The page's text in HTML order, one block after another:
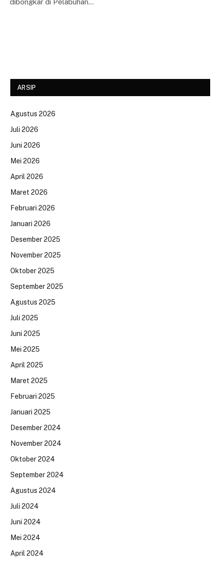
ARSIP
Agustus 2026
Juli 2026
Juni 2026
Mei 2026
April 2026
Maret 2026
Februari 2026
Januari 2026
Desember 2025
November 2025
Oktober 2025
September 2025
Agustus 2025
Juli 2025
Juni 2025
Mei 2025
April 2025
Maret 2025
Februari 2025
Januari 2025
Desember 2024
November 2024
Oktober 2024
September 2024
Agustus 2024
Juli 2024
Juni 2024
Mei 2024
April 2024